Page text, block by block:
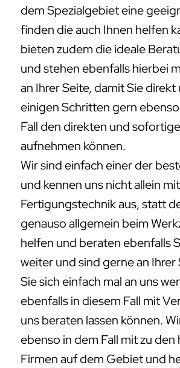
dem Spezialgebiet eine
finden die auch Ihnen helfen
bieten zudem die ideale
und stehen ebenfalls hierbei
an Ihrer Seite, damit Sie direkt
einigen Schritten gern
Fall den direkten und
aufnehmen können.
Wir sind einfach einer der
und kennen uns nicht allein
Fertigungstechnik aus, statt
genauso allgemein beim
helfen und beraten ebenfalls
weiter und sind gerne an Ihrer
Sie sich einfach mal an uns
ebenfalls in diesem Fall mit
uns beraten lassen können.
ebenso in dem Fall mit zu den
Firmen auf dem Gebiet und